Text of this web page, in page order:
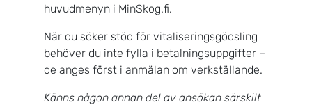
huvudmenyn i MinSkog.fi.
När du söker stöd för vitaliseringsgödsling
behöver du inte fylla i betalningsuppgifter –
de anges först i anmälan om verkställande.
Känns någon annan del av ansökan särskilt